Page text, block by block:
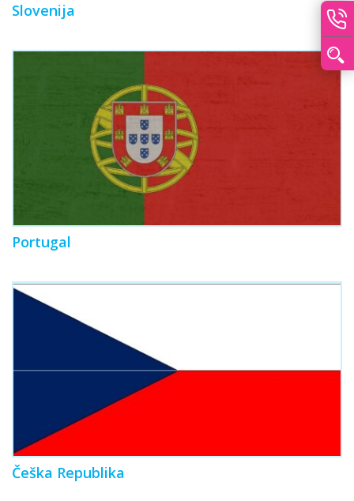
Slovenija
Portugal
Češka Republika